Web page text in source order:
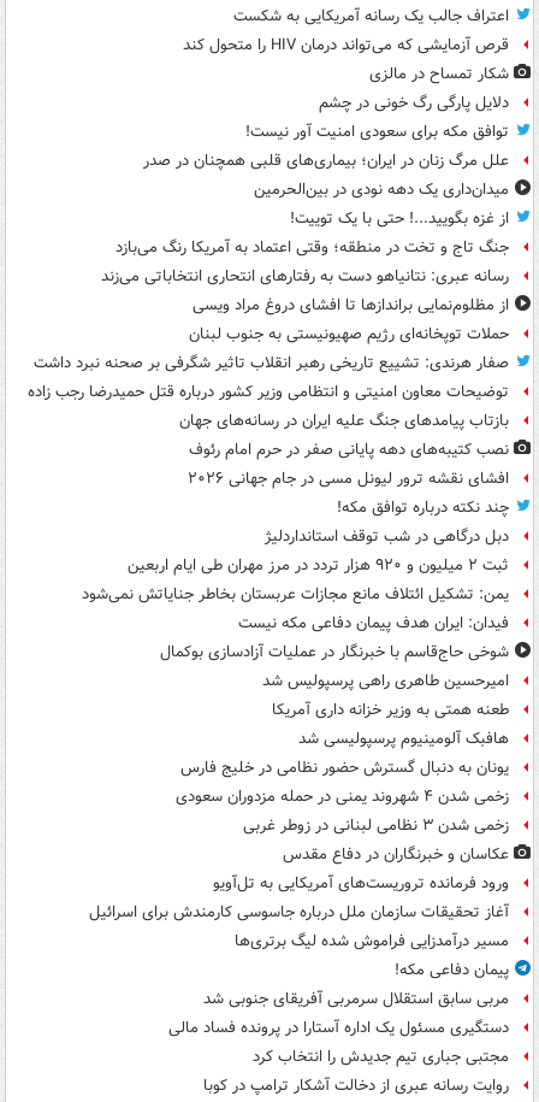
اعتراف جالب یک رسانه آمریکایی به شکست
قرص آزمایشی که می‌تواند درمان HIV را متحول کند
شکار تمساح در مالزی
دلایل پارگی رگ خونی در چشم
توافق مکه برای سعودی امنیت آور نیست!
علل مرگ زنان در ایران؛ بیماری‌های قلبی همچنان در صدر
میدان‌داری یک دهه نودی در بین‌الحرمین
از غزه بگویید...! حتی با یک توییت!
جنگ تاج و تخت در منطقه؛ وقتی اعتماد به آمریکا رنگ می‌بازد
رسانه عبری: نتانیاهو دست به رفتارهای انتحاری انتخاباتی می‌زند
از مظلوم‌نمایی براندازها تا افشای دروغ مراد ویسی
حملات توپخانه‌ای رژیم صهیونیستی به جنوب لبنان
صفار هرندی: تشییع تاریخی رهبر انقلاب تاثیر شگرفی بر صحنه نبرد داشت
توضیحات معاون امنیتی و انتظامی وزیر کشور درباره قتل حمیدرضا رجب زاده
بازتاب پیامدهای جنگ علیه ایران در رسانه‌های جهان
نصب کتیبه‌های دهه پایانی صفر در حرم امام رئوف
افشای نقشه ترور لیونل مسی در جام جهانی ۲۰۲۶
چند نکته درباره توافق مکه!
دبل درگاهی در شب توقف استانداردلیژ
ثبت ۲ میلیون و ۹۲۰ هزار تردد در مرز مهران طی ایام اربعین
یمن: تشکیل ائتلاف مانع مجازات عربستان بخاطر جنایاتش نمی‌شود
فیدان: ایران هدف پیمان دفاعی مکه نیست
شوخی حاج‌قاسم با خبرنگار در عملیات آزادسازی بوکمال
امیرحسین طاهری راهی پرسپولیس شد
طعنه همتی به وزیر خزانه داری آمریکا
هافبک آلومینیوم پرسپولیسی شد
یونان به دنبال گسترش حضور نظامی در خلیج فارس
زخمی شدن ۴ شهروند یمنی در حمله مزدوران سعودی
زخمی شدن ۳ نظامی لبنانی در زوطر غربی
عکاسان و خبرنگاران در دفاع مقدس
ورود فرمانده تروریست‌های آمریکایی به تل‌آویو
آغاز تحقیقات سازمان ملل درباره جاسوسی کارمندش برای اسرائیل
مسیر درآمدزایی فراموش شده لیگ برتری‌ها
پیمان دفاعی مکه!
مربی سابق استقلال سرمربی آفریقای جنوبی شد
دستگیری مسئول یک اداره آستارا در پرونده فساد مالی
مجتبی جباری تیم جدیدش را انتخاب کرد
روایت رسانه عبری از دخالت آشکار ترامپ در کوبا